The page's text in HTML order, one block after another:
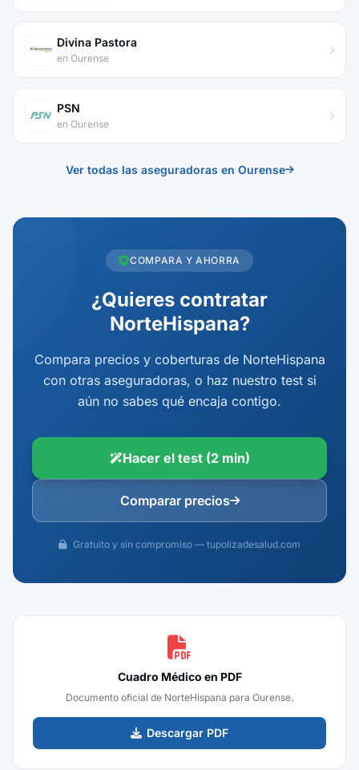
Divina Pastora
en Ourense
PSN
en Ourense
Ver todas las aseguradoras en Ourense
COMPARA Y AHORRA
¿Quieres contratar
NorteHispana?
Compara precios y coberturas de NorteHispana
con otras aseguradoras, o haz nuestro test si
aún no sabes qué encaja contigo.
Hacer el test (2 min)
Comparar precios
Gratuito y sin compromiso — tupolizadesalud.com
Cuadro Médico en PDF
Documento oficial de NorteHispana para Ourense.
Descargar PDF